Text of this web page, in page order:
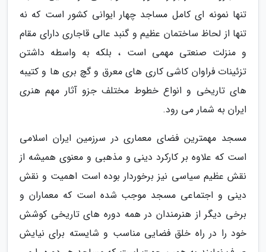
تنها نمونه ای کامل مساجد چهار ایوانی کشور است که نه
تنها از لحاظ ساختمان عظیم و گنبد عالی قاجاری دارای مقام
و منزلت صنعتی مهمی است ، بلکه به واسطه داشتن
تزئینات فراوان کاشی کاری های معرق و گچ بری ها و کتیبه
های تاریخی و انواع خطوط مختلف جزو آثار مهم هنری
ایران به شمار می رود.
مسجد مهمترین فضای معماری در سرزمین ایران اسلامی
است که علاوه بر کارکرد دینی و مذهبی و معنوی همیشه از
نقش عظیم سیاسی نیز برخوردار بوده است اهمیت و نقش
دینی و اجتماعی مسجد موجب شده است که معماران و
برخی دیگر از هنرمندان در همه دوره های تاریخی کوشش
خود را در راه خلق فضایی مناسب و شایسته برای نیایش